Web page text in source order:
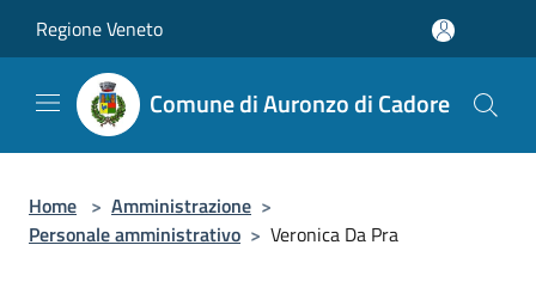
Regione Veneto
Comune di Auronzo di Cadore
Home > Amministrazione >
Personale amministrativo > Veronica Da Pra